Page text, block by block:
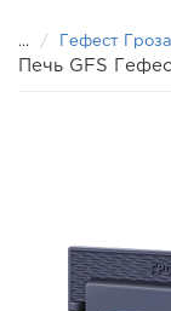
... Гефест
Печь GFS